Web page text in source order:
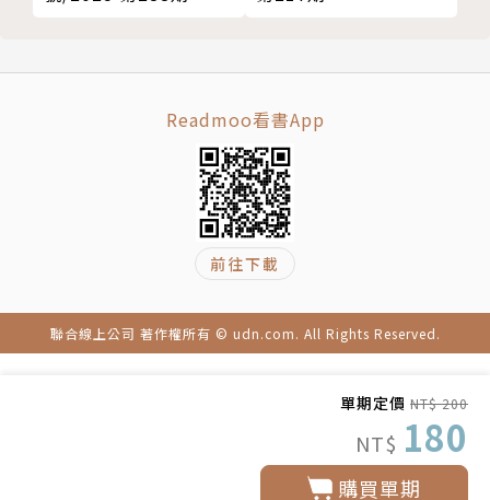
單期定價 NT$ 200
NT$ 180
購買單期
Readmoo看書App
前往下載
聯合線上公司 著作權所有 © udn.com. All Rights Reserved.